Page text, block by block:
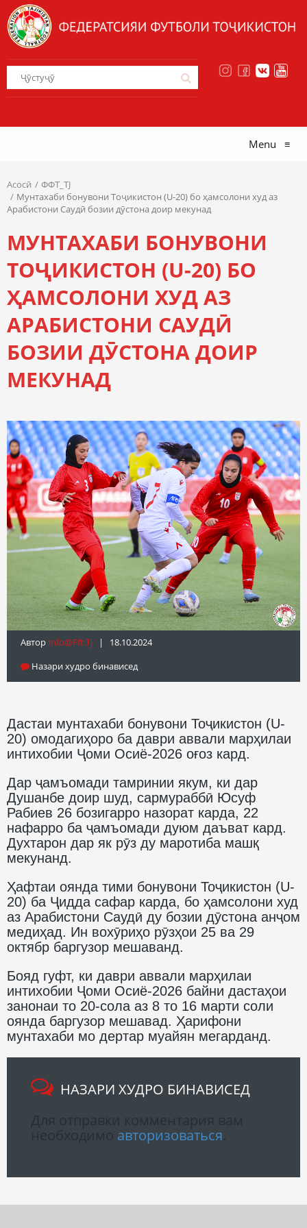
Menu ≡
Асосӣ
ФФТ_TJ
Мунтахаби бонувони Тоҷикистон (U-20) бо ҳамсолони худ аз
Арабистони Саудӣ бозии дӯстона доир мекунад
МУНТАХАБИ БОНУВОНИ
ТОҶИКИСТОН (U-20) БО
ҲАМСОЛОНИ ХУД АЗ
АРАБИСТОНИ САУДӢ
БОЗИИ ДӮСТОНА ДОИР
МЕКУНАД
Автор Info@fft.tj | 18.10.2024
Назари худро бинависед
Дастаи мунтахаби бонувони Тоҷикистон (U-
20) омодагиҳоро ба даври аввали марҳилаи
интихобии Ҷоми Осиё-2026 оғоз кард.
Дар ҷамъомади тамринии якум, ки дар
Душанбе доир шуд, сармураббӣ Юсуф
Рабиев 26 бозигарро назорат карда, 22
нафарро ба ҷамъомади дуюм даъват кард.
Духтарон дар як рӯз ду маротиба машқ
мекунанд.
Ҳафтаи оянда тими бонувони Тоҷикистон (U-
20) ба Ҷидда сафар карда, бо ҳамсолони худ
аз Арабистони Саудӣ ду бозии дӯстона анҷом
медиҳад. Ин вохӯриҳо рӯзҳои 25 ва 29
октябр баргузор мешаванд.
Бояд гуфт, ки даври аввали марҳилаи
интихобии Ҷоми Осиё-2026 байни дастаҳои
занонаи то 20-сола аз 8 то 16 марти соли
оянда баргузор мешавад. Ҳарифони
мунтахаби мо дертар муайян мегарданд.
НАЗАРИ ХУДРО БИНАВИСЕД
авторизоваться